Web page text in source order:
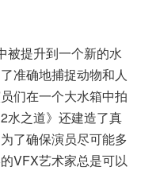
被提升到一个新的水
准确地捕捉动物和人
们在一个大水箱中拍
水之道》还建造了真
了确保演员尽可能多
VFX艺术家总是可以